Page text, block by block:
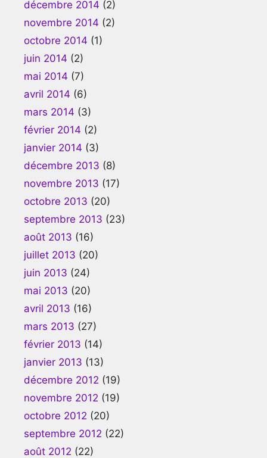
décembre 2014 (2)
novembre 2014 (2)
octobre 2014 (1)
juin 2014 (2)
mai 2014 (7)
avril 2014 (6)
mars 2014 (3)
février 2014 (2)
janvier 2014 (3)
décembre 2013 (8)
novembre 2013 (17)
octobre 2013 (20)
septembre 2013 (23)
août 2013 (16)
juillet 2013 (20)
juin 2013 (24)
mai 2013 (20)
avril 2013 (16)
mars 2013 (27)
février 2013 (14)
janvier 2013 (13)
décembre 2012 (19)
novembre 2012 (19)
octobre 2012 (20)
septembre 2012 (22)
août 2012 (22)